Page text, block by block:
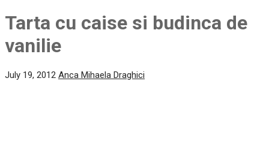
Tarta cu caise si budinca de
vanilie
July 19, 2012 Anca Mihaela Draghici